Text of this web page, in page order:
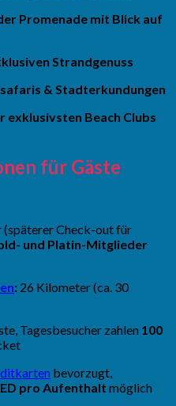
Promenade mit Blick auf
Strandgenuss
& Stadterkundungen
exklusivsten Beach Clubs
für Gäste
(späterer Check-out für
und Platin-Mitglieder
: 26 Kilometer (ca. 30
Tagesbesucher zahlen 100
bevorzugt,
pro Aufenthalt möglich